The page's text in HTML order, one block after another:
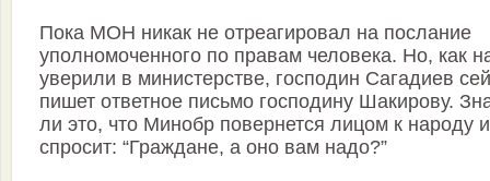
Пока МОН никак не отреагировал на послание
уполномоченного по правам человека. Но, как
уверили в министерстве, господин Сагадиев
пишет ответное письмо господину Шакирову.
ли это, что Минобр повернется лицом к народу и
спросит: “Граждане, а оно вам надо?”